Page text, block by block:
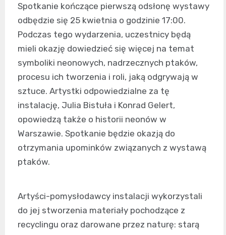
Spotkanie kończące pierwszą odsłonę wystawy
odbędzie się 25 kwietnia o godzinie 17:00.
Podczas tego wydarzenia, uczestnicy będą
mieli okazję dowiedzieć się więcej na temat
symboliki neonowych, nadrzecznych ptaków,
procesu ich tworzenia i roli, jaką odgrywają w
sztuce. Artystki odpowiedzialne za tę
instalację, Julia Bistuła i Konrad Gelert,
opowiedzą także o historii neonów w
Warszawie. Spotkanie będzie okazją do
otrzymania upominków związanych z wystawą
ptaków.
Artyści-pomysłodawcy instalacji wykorzystali
do jej stworzenia materiały pochodzące z
recyclingu oraz darowane przez naturę: starą